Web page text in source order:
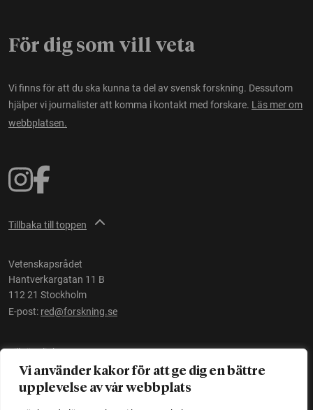
Vi använder kakor för att ge dig en bättre
upplevelse av vår webbplats
För dig som vill veta
Vi finns för att du ska kunna ta del av svensk forskning. Dessutom
hjälper vi journalister att komma i kontakt med forskare. Läs mer om
webbplatsen.
Tillbaka till toppen
Vetenskapsrådet
Hantverkargatan 11 B
112 21 Stockholm
E-post: red@forskning.se
Tillgänglighet
Ett initiativ avVetenskapsrådet